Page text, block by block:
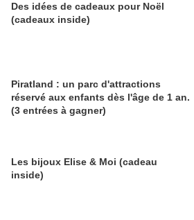
Des idées de cadeaux pour Noël
(cadeaux inside)
Piratland : un parc d'attractions
réservé aux enfants dès l'âge de 1 an.
(3 entrées à gagner)
Les bijoux Elise & Moi (cadeau
inside)